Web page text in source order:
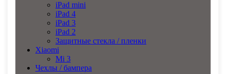
iPad mini
iPad 4
iPad 3
iPad 2
Защитные стекла / пленки
Xiaomi
Mi 3
Чехлы / бампера